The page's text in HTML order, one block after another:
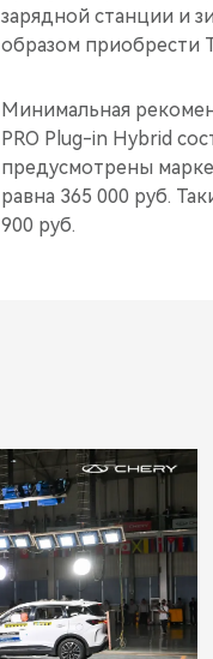
зарядной станции и
образом приобрести
Минимальная
PRO Plug-in Hybrid
предусмотрены
равна 365 000 руб.
900 руб.